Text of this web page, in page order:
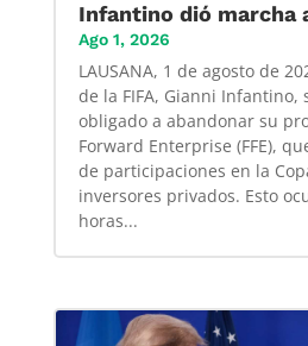
Infantino dió marcha
Ago 1, 2026
LAUSANA, 1 de agosto de
de la FIFA, Gianni Infantino,
obligado a abandonar su
Forward Enterprise (FFE),
de participaciones en la
inversores privados. Esto
horas...